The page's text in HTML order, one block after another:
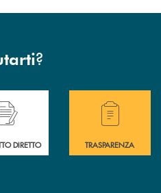
?
della Bcc.
di assistenza immediata?
DIRETTO
Hai bisogno di
TRASPARENZA